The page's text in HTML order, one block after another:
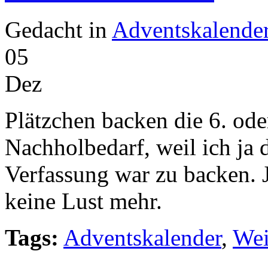
Gedacht in
05
Dez
Plätzchen backen die 6.
Nachholbedarf, weil ich ja
Verfassung war zu backen.
keine Lust mehr.
Tags: Adventskalender,